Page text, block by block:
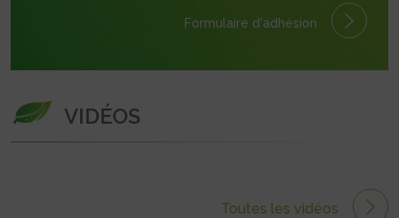
Formulaire d'adhésion
VIDÉOS
Toutes les vidéos